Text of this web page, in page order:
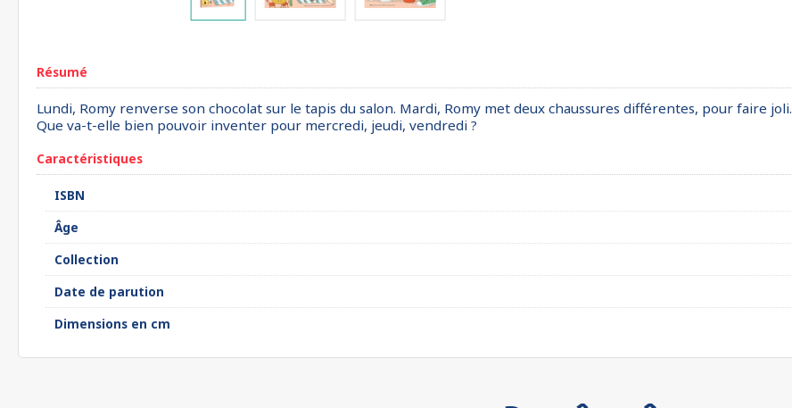
Résumé
Lundi, Romy renverse son chocolat sur le tapis du salon. Mardi, Romy met deux chaussures différentes, pour faire joli.
Que va-t-elle bien pouvoir inventer pour mercredi, jeudi, vendredi ?
Caractéristiques
ISBN
Âge
Collection
Date de parution
Dimensions en cm